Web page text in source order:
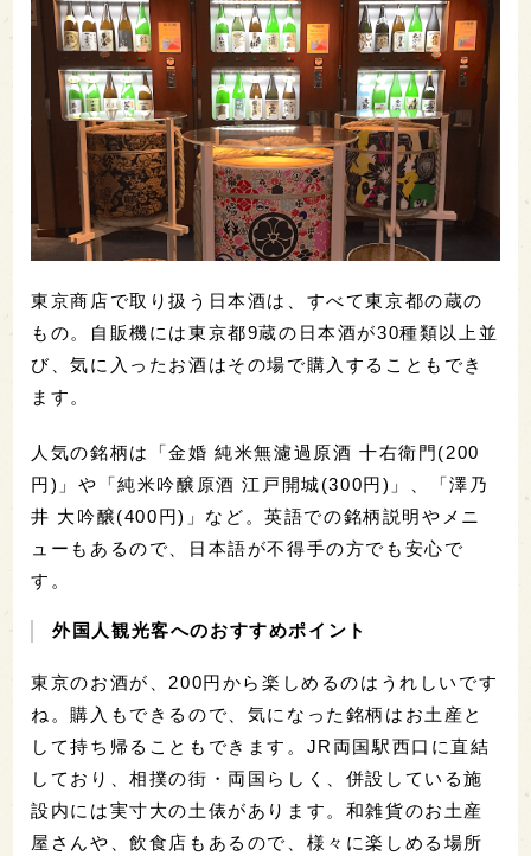
東京商店で取り扱う日本酒は、すべて東京都の蔵の
もの。自販機には東京都9蔵の日本酒が30種類以上並
び、気に入ったお酒はその場で購入することもでき
ます。
人気の銘柄は「金婚 純米無濾過原酒 十右衛門(200
円)」や「純米吟醸原酒 江戸開城(300円)」、「澤乃
井 大吟醸(400円)」など。英語での銘柄説明やメニ
ューもあるので、日本語が不得手の方でも安心で
す。
外国人観光客へのおすすめポイント
東京のお酒が、200円から楽しめるのはうれしいです
ね。購入もできるので、気になった銘柄はお土産と
して持ち帰ることもできます。JR両国駅西口に直結
しており、相撲の街・両国らしく、併設している施
設内には実寸大の土俵があります。和雑貨のお土産
屋さんや、飲食店もあるので、様々に楽しめる場所